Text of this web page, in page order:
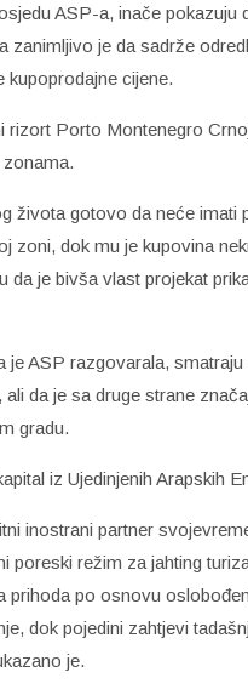
ASP-a, inače pokazuju
zanimljivo je da sadrže
kupoprodajne cijene.
rizort Porto Montenegro
života gotovo da neće imati
zoni, dok mu je kupovina
da je bivša vlast projekat
je ASP razgovarala,
da je sa druge strane
gradu.
iz Ujedinjenih Arapskih
inostrani partner
poreski režim za jahting
prihoda po osnovu
dok pojedini zahtjevi
je.